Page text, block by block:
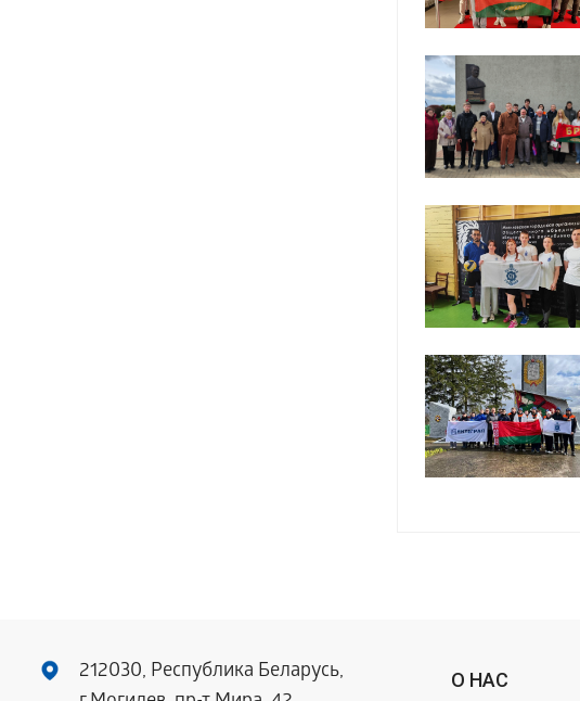
212030, Республика Беларусь,
О НАС